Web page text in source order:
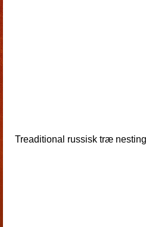
Treaditional russisk træ